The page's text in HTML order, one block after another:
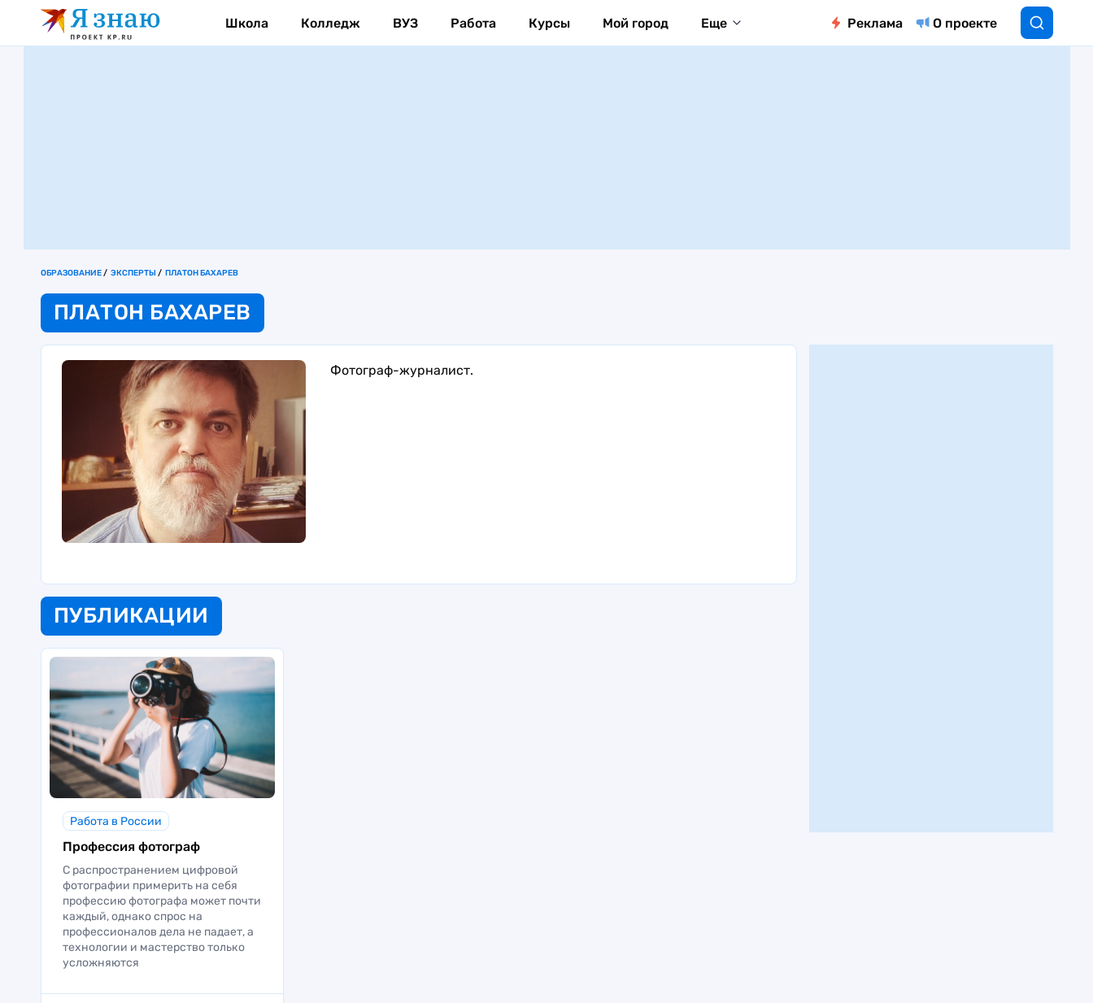
Школа Колледж ВУЗ Работа Курсы Мой город Еще Реклама О проекте
ОБРАЗОВАНИЕ ЭКСПЕРТЫ ПЛАТОН БАХАРЕВ
ПЛАТОН БАХАРЕВ
Фотограф-журналист.
ПУБЛИКАЦИИ
Работа в России
Профессия фотограф
С распространением цифровой
фотографии примерить на себя
профессию фотографа может почти
каждый, однако спрос на
профессионалов дела не падает, а
технологии и мастерство только
усложняются